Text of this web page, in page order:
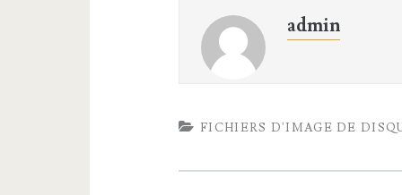
admin
FICHIERS D'IMAGE DE